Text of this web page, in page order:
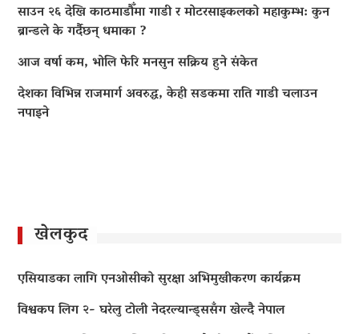
साउन २६ देखि काठमाडौँमा गाडी र मोटरसाइकलको महाकुम्भ: कुन
ब्रान्डले के गर्दैछन् धमाका ?
आज वर्षा कम, भोलि फेरि मनसुन सक्रिय हुने संकेत
देशका विभिन्न राजमार्ग अवरुद्ध, केही सडकमा राति गाडी चलाउन
नपाइने
खेलकुद
एसियाडका लागि एनओसीको सुरक्षा अभिमुखीकरण कार्यक्रम
विश्वकप लिग २- घरेलु टोली नेदरल्यान्ड्ससँग खेल्दै नेपाल